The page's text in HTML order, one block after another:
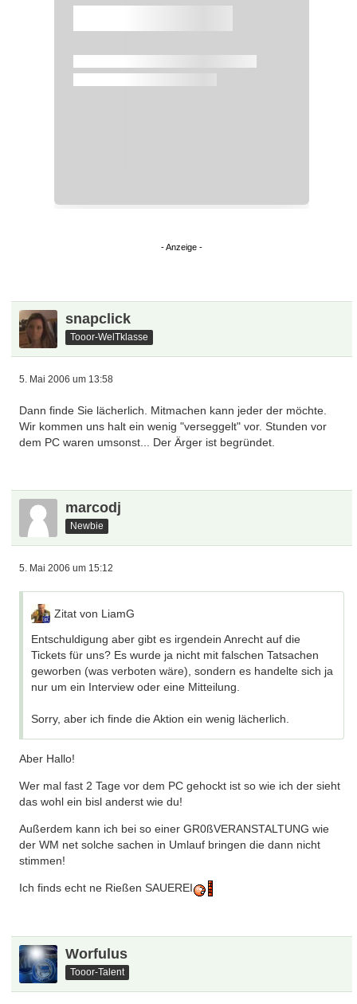
snapclick
Tooor-WelTklasse
5. Mai 2006 um 13:58
Dann finde Sie lächerlich. Mitmachen kann jeder der möchte.
Wir kommen uns halt ein wenig "verseggelt" vor. Stunden vor
dem PC waren umsonst... Der Ärger ist begründet.
marcodj
Newbie
5. Mai 2006 um 15:12
Zitat von LiamG
Entschuldigung aber gibt es irgendein Anrecht auf die
Tickets für uns? Es wurde ja nicht mit falschen Tatsachen
geworben (was verboten wäre), sondern es handelte sich ja
nur um ein Interview oder eine Mitteilung.
Sorry, aber ich finde die Aktion ein wenig lächerlich.
Aber Hallo!
Wer mal fast 2 Tage vor dem PC gehockt ist so wie ich der sieht
das wohl ein bisl anderst wie du!
Außerdem kann ich bei so einer GR0ßVERANSTALTUNG wie
der WM net solche sachen in Umlauf bringen die dann nicht
stimmen!
Ich finds echt ne Rießen SAUEREI
Worfulus
Tooor-Talent